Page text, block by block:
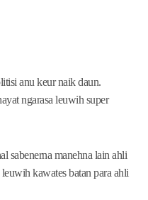
anu keur naik daun.
ngarasa leuwih super
sabenerna manehna lain ahli
kawates batan para ahli